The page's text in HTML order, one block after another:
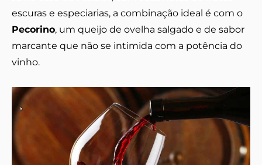
escuras e especiarias, a combinação ideal é com o
Pecorino, um queijo de ovelha salgado e de sabor
marcante que não se intimida com a potência do
vinho.